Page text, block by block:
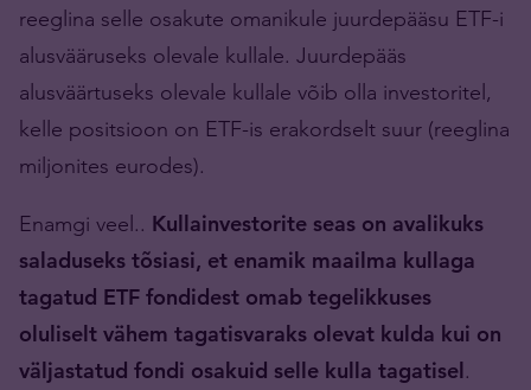
reeglina selle osakute omanikule juurdepääsu ETF-i
alusvääruseks olevale kullale. Juurdepääs
alusväärtuseks olevale kullale võib olla investoritel,
kelle positsioon on ETF-is erakordselt suur (reeglina
miljonites eurodes).
Enamgi veel.. Kullainvestorite seas on avalikuks
saladuseks tõsiasi, et enamik maailma kullaga
tagatud ETF fondidest omab tegelikkuses
oluliselt vähem tagatisvaraks olevat kulda kui on
väljastatud fondi osakuid selle kulla tagatisel.